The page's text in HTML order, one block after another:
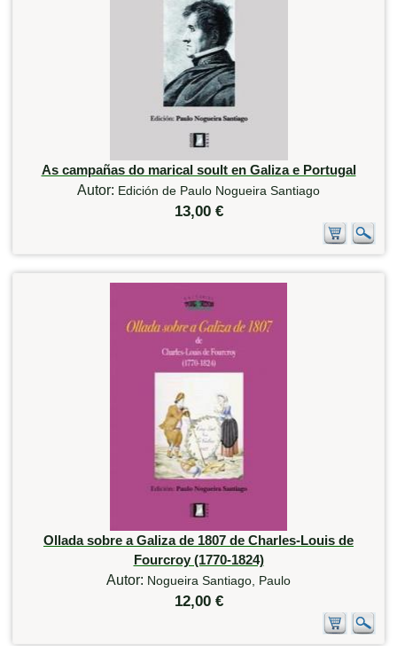
As campañas do marical soult en Galiza e Portugal
Autor: Edición de Paulo Nogueira Santiago
13,00 €
Ollada sobre a Galiza de 1807 de Charles-Louis de
Fourcroy (1770-1824)
Autor: Nogueira Santiago, Paulo
12,00 €